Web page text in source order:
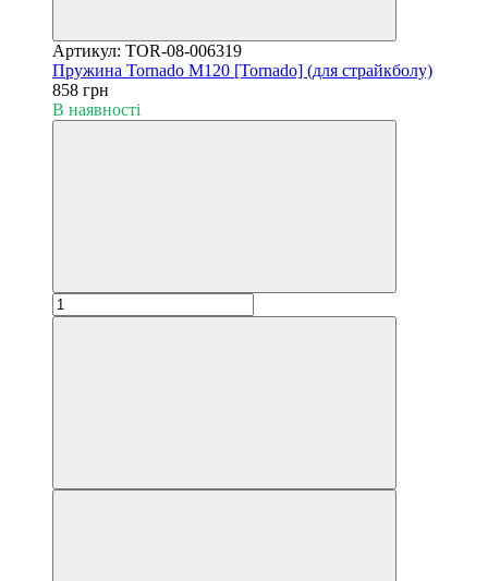
Артикул: TOR-08-006319
Пружина Tornado M120 [Tornado] (для страйкболу)
858 грн
В наявності